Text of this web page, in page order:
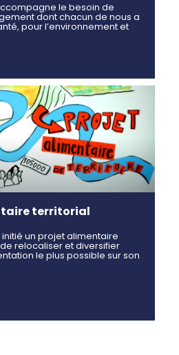
le besoin de
dont chacun de nous a
pour l’environnement et
territorial
initié un projet alimentaire
relocaliser et diversifier
le plus possible sur son